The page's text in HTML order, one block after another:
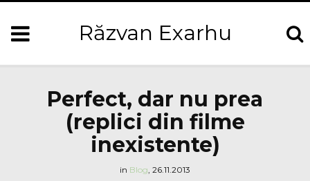
Răzvan Exarhu
Perfect, dar nu prea
(replici din filme
inexistente)
in Blog, 26.11.2013